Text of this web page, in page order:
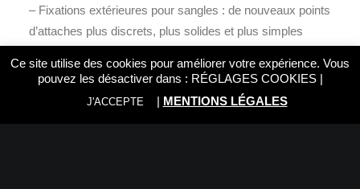
– Fixations extérieures pour sangles : de nouveaux points
d’attaches plus discrets, plus solides et plus simples
l’extérieur.
EVERYDAY BACKPACK ZIP
Ce site utilise des cookies pour améliorer votre expérience. Vous
pouvez les désactiver dans : RÉGLAGES COOKIES|
J'ACCEPTE | MENTIONS LÉGALES